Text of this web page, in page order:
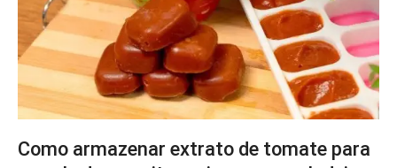
Como armazenar extrato de tomate para